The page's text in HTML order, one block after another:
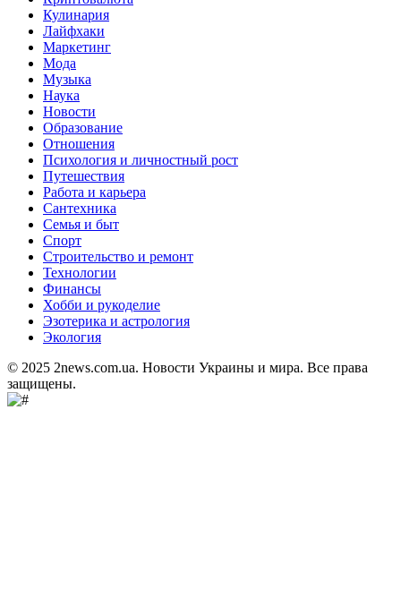
Кулинария
Лайфхаки
Маркетинг
Мода
Музыка
Наука
Новости
Образование
Отношения
Психология и личностный рост
Путешествия
Работа и карьера
Сантехника
Семья и быт
Спорт
Строительство и ремонт
Технологии
Финансы
Хобби и рукоделие
Эзотерика и астрология
Экология
© 2025 2news.com.ua. Новости Украины и мира. Все права
защищены.